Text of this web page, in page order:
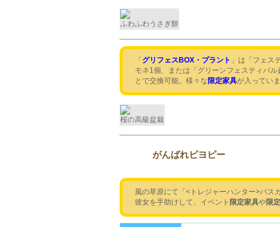
ふわふわうさぎ餅
「 グリフェスBOX・プラント 」は「フェス
モネ1個、または「グリーンフェスティバ
とで交換可能。様々な 限定家具が入っていま
桜の高級盆栽
がんばれピヨピー
風の草原にて「<トレジャーハンター>パス
彼女を手助けして、イベント 限定家具や限